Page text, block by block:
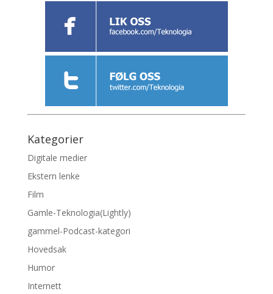
Kategorier
Digitale medier
Ekstern lenke
Film
Gamle-Teknologia(Lightly)
gammel-Podcast-kategori
Hovedsak
Humor
Internett